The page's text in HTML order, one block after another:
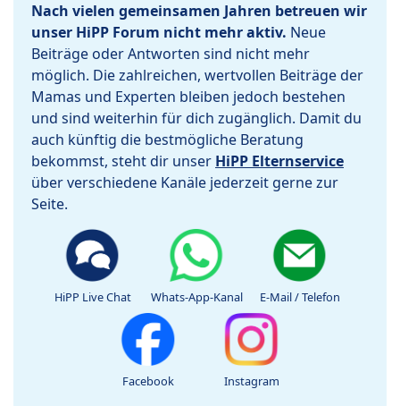
Nach vielen gemeinsamen Jahren betreuen wir
unser HiPP Forum nicht mehr aktiv. Neue
Beiträge oder Antworten sind nicht mehr
möglich. Die zahlreichen, wertvollen Beiträge der
Mamas und Experten bleiben jedoch bestehen
und sind weiterhin für dich zugänglich. Damit du
auch künftig die bestmögliche Beratung
bekommst, steht dir unser HiPP Elternservice
über verschiedene Kanäle jederzeit gerne zur
Seite.
HiPP Live Chat Whats-App-Kanal E-Mail / Telefon
Facebook Instagram